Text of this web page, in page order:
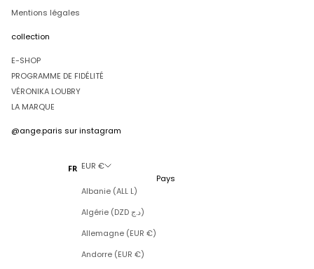
Mentions légales
collection
E-SHOP
PROGRAMME DE FIDÉLITÉ
VÉRONIKA LOUBRY
LA MARQUE
@ange.paris sur instagram
FR EUR €
Pays
Albanie (ALL L)
Algérie (DZD د.ج)
Allemagne (EUR €)
Andorre (EUR €)